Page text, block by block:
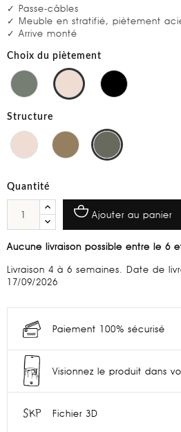
✓ Passe-câbles
✓ Meuble en stratifié, piètement
✓ Arrive monté
Choix du piètement
Structure
Quantité
Ajouter au panier
Aucune livraison possible entre le 6
Livraison 4 à 6 semaines. Date de
17/09/2026
Paiement 100% sécurisé
Visionnez le produit dans
Fichier 3D